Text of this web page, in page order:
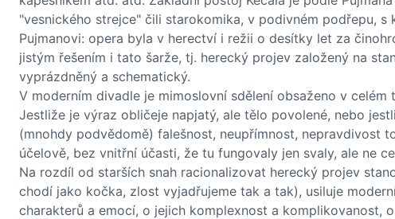
"vesnického strejce" čili starokomika, v podivném podřepu,
Pujmanovi: opera byla v herectví i režii o desítky let za
jistým řešením i tato šarže, tj. herecký projev založený na
vyprázdněný a schematický.
V moderním divadle je mimoslovní sdělení obsaženo v
Jestliže je výraz obličeje napjatý, ale tělo povolené, nebo
(mnohdy podvědomě) falešnost, neupřímnost, nepravdivost
účelově, bez vnitřní účasti, že tu fungovaly jen svaly, ale ne
Na rozdíl od starších snah racionalizovat herecký projev
chodí jako kočka, zlost vyjadřujeme tak a tak), usiluje
charakterů a emocí, o jejich komplexnost a komplikovanost,